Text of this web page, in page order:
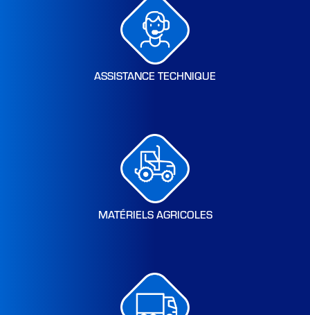
ASSISTANCE TECHNIQUE
MATÉRIELS AGRICOLES